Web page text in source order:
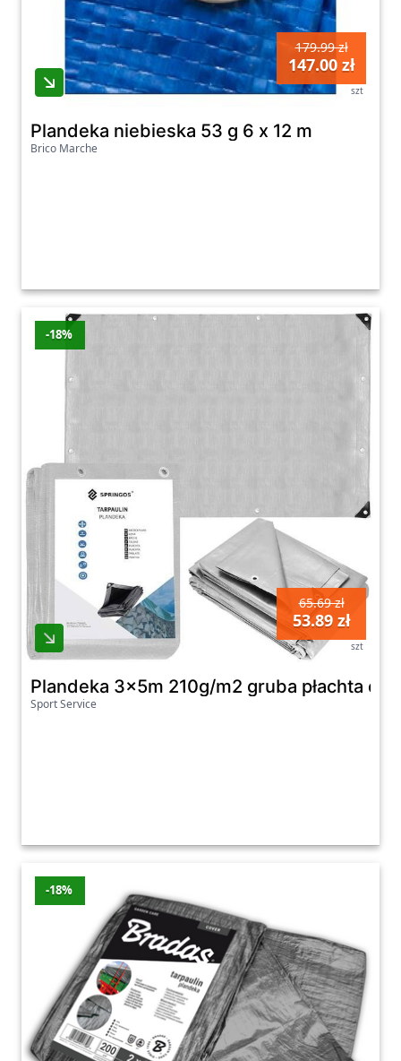
179.99 zł
147.00 zł
szt
Plandeka niebieska 53 g 6 x 12 m
Brico Marche
-18%
65.69 zł
53.89 zł
szt
Plandeka 3x5m 210g/m2 gruba płachta
Sport Service
-18%